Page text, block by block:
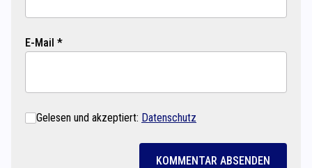
E-Mail *
Gelesen und akzeptiert: Datenschutz
KOMMENTAR ABSENDEN